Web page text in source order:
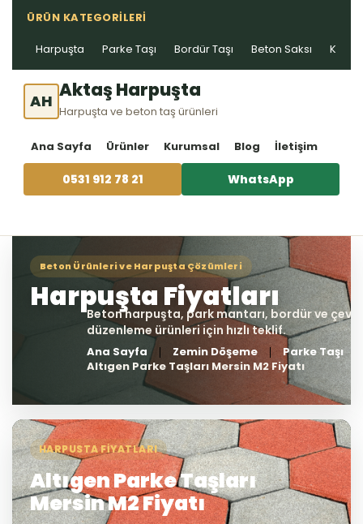
ÜRÜN KATEGORILERI
Harpuşta Parke Taşı Bordür Taşı Beton Saksı Kablo
AH Aktaş Harpuşta
Harpuşta ve beton taş ürünleri
Ana Sayfa Ürünler Kurumsal Blog İletişim
0531 912 78 21 WhatsApp
Ana Sayfa Zemin Döşeme
Parke Taşı
Altıgen Parke Taşları Mersin M2 Fiyatı
HARPUSTA FIYATLARI
Altıgen Parke Taşları
Mersin M2 Fiyatı